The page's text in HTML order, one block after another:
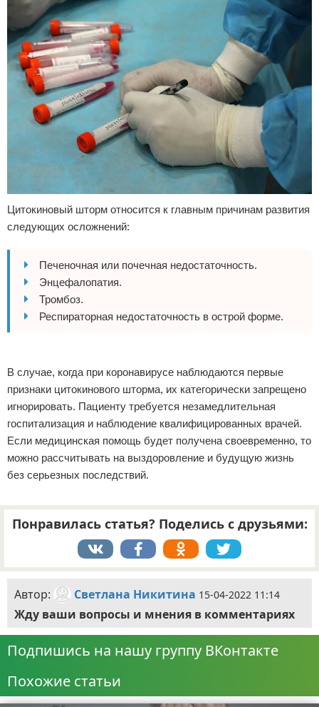
Цитокиновый шторм относится к главным причинам развития
следующих осложнений:
Печеночная или почечная недостаточность.
Энцефалопатия.
Тромбоз.
Респираторная недостаточность в острой форме.
В случае, когда при коронавирусе наблюдаются первые
признаки цитокинового шторма, их категорически запрещено
игнорировать. Пациенту требуется незамедлительная
госпитализация и наблюдение квалифицированных врачей.
Если медицинская помощь будет получена своевременно, то
можно рассчитывать на выздоровление и будущую жизнь
без серьезных последствий.
Понравилась статья? Поделись с друзьями:
Автор: Светлана Никитина 15-04-2022 11:14
Жду ваши вопросы и мнения в комментариях
Подпишись на нашу группу ВКонтакте
Похожие статьи